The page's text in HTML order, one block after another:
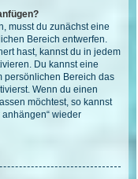
musst du zunächst eine
Bereich entwerfen.
hast, kannst du in jedem
Du kannst eine
persönlichen Bereich das
Wenn du einen
möchtest, so kannst
wieder